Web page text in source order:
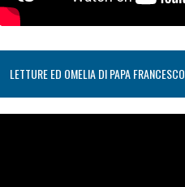
LETTURE ED OMELIA DI PAPA FRANCESCO